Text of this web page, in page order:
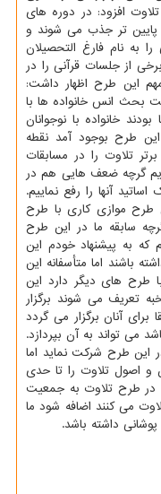
افزود: در دوره های
پایین تر جذب می شوند و
به نام فارغ التحصیلان
از جلسات قرآنی را در
این طرح اظهار داشت:
بحث انس خانواده ها با
خانواده با نوجوانان
طرح بوجود آمد نقطه
تلاوت را در مسابقات
گرچه ضعف هایی هم در
آنها را رفع نماییم.
طرح موازی کاری با طرح
سابقه ما در این طرح
که به پیشنهاد خودم این
باشند اما متأسفانه این
طرح های دیگر دارد این
تعریف می شوند برگزار
آنان برگزار می گردد
می تواند به آن بپردازد.
این طرح شرکت نماید اما
و اصول تلاوت را تا حدی
در طرح تلاوت به جمعیت
می کنند اضافه شود ما
داشته باشد.